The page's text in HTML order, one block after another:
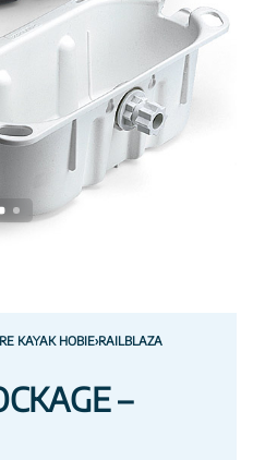
KAYAK HOBIE›RAILBLAZA
–